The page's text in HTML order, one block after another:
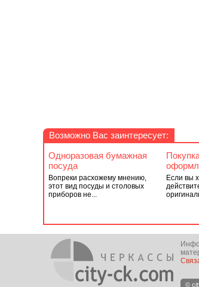
Возможно Вас заинтересует:
Одноразовая бумажная
посуда
Вопреки расхожему мнению,
этот вид посуды и столовых
приборов не...
Если вы
©